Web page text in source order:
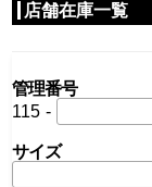
店舗在庫一覧
管理番号
115 -
サイズ